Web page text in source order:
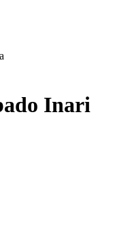
Inari